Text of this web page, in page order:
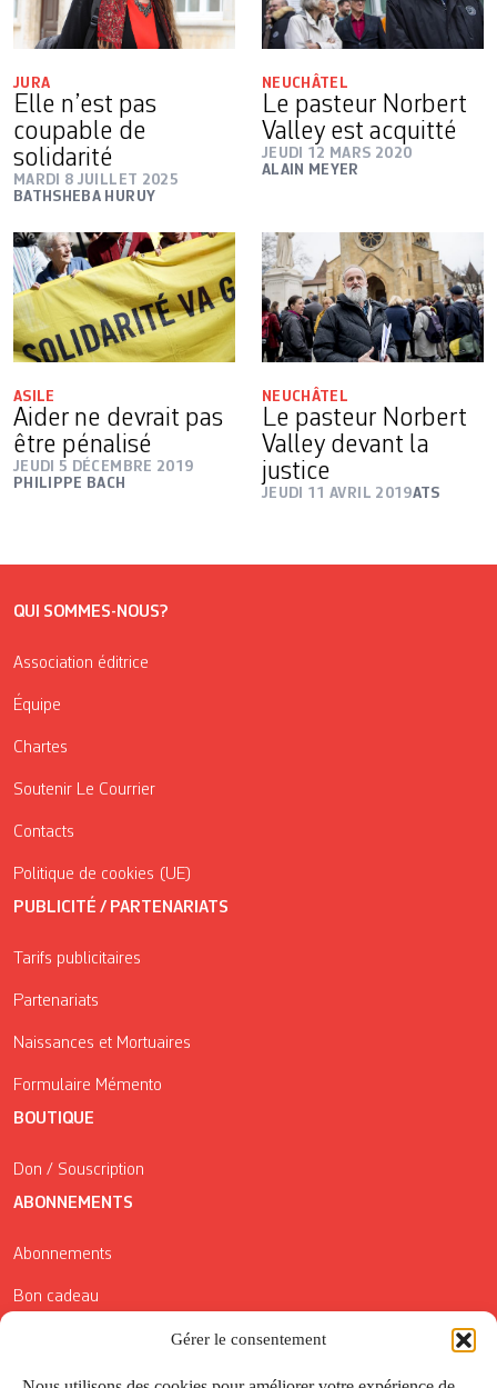
Gérer le consentement
JURA
Elle n’est pas
coupable de
solidarité
MARDI 8 JUILLET 2025
BATHSHEBA HURUY
NEUCHÂTEL
Le pasteur Norbert
Valley est acquitté
JEUDI 12 MARS 2020
ALAIN MEYER
ASILE
Aider ne devrait pas
être pénalisé
JEUDI 5 DÉCEMBRE 2019
PHILIPPE BACH
NEUCHÂTEL
Le pasteur Norbert
Valley devant la
justice
JEUDI 11 AVRIL 2019ATS
QUI SOMMES-NOUS?
Association éditrice
Équipe
Chartes
Soutenir Le Courrier
Contacts
Politique de cookies (UE)
PUBLICITÉ / PARTENARIATS
Tarifs publicitaires
Partenariats
Naissances et Mortuaires
Formulaire Mémento
BOUTIQUE
Don / Souscription
ABONNEMENTS
Abonnements
Bon cadeau
Conditions générales de vente
Réductions de la Carte Côté Courrier